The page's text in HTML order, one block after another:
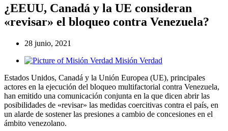
¿EEUU, Canadá y la UE consideran
«revisar» el bloqueo contra Venezuela?
28 junio, 2021
Misión Verdad
Estados Unidos, Canadá y la Unión Europea (UE), principales
actores en la ejecución del bloqueo multifactorial contra Venezuela,
han emitido una comunicación conjunta en la que dicen abrir las
posibilidades de «revisar» las medidas coercitivas contra el país, en
un alarde de sostener las presiones a cambio de concesiones en el
ámbito venezolano.